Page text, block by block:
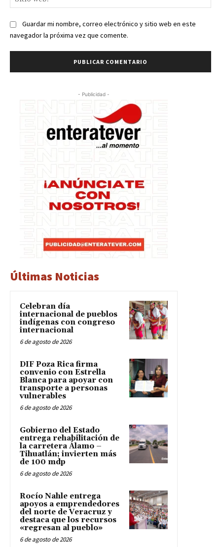
Guardar mi nombre, correo electrónico y sitio web en este
navegador la próxima vez que comente.
- Publicidad -
Últimas Noticias
Celebran día
internacional de pueblos
indígenas con congreso
internacional
6 de agosto de 2026
DIF Poza Rica firma
convenio con Estrella
Blanca para apoyar con
transporte a personas
vulnerables
6 de agosto de 2026
Gobierno del Estado
entrega rehabilitación de
la carretera Álamo –
Tihuatlán; invierten más
de 100 mdp
6 de agosto de 2026
Rocío Nahle entrega
apoyos a emprendedores
del norte de Veracruz y
destaca que los recursos
«regresan al pueblo»
6 de agosto de 2026